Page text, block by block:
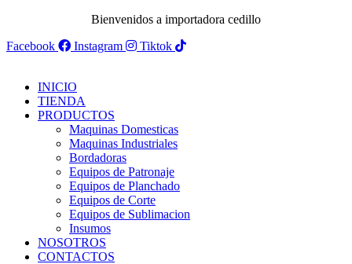
Bienvenidos a importadora cedillo
Facebook
Instagram Tiktok
INICIO
TIENDA
PRODUCTOS
Maquinas Domesticas
Maquinas Industriales
Bordadoras
Equipos de Patronaje
Equipos de Planchado
Equipos de Corte
Equipos de Sublimacion
Insumos
NOSOTROS
CONTACTOS